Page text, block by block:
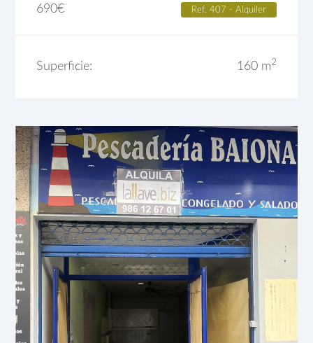
690€ Ref. 407 - Alquiler
Superficie: 160 m2